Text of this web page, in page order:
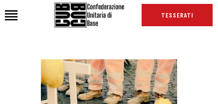
TESSERATI
HOME
CHI SIAMO
SEDI